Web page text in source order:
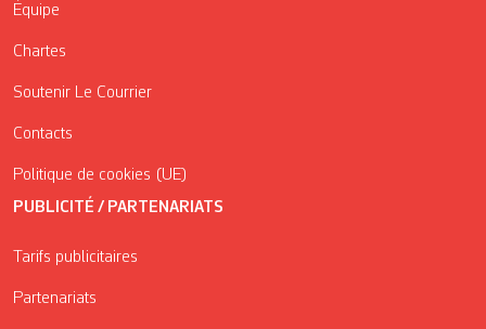
Équipe
Chartes
Soutenir Le Courrier
Contacts
Politique de cookies (UE)
PUBLICITÉ / PARTENARIATS
Tarifs publicitaires
Partenariats